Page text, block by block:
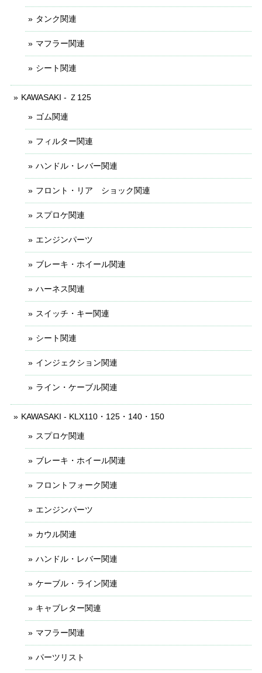
タンク関連
マフラー関連
シート関連
KAWASAKI - Ｚ125
ゴム関連
フィルター関連
ハンドル・レバー関連
フロント・リア ショック関連
スプロケ関連
エンジンパーツ
ブレーキ・ホイール関連
ハーネス関連
スイッチ・キー関連
シート関連
インジェクション関連
ライン・ケーブル関連
KAWASAKI - KLX110・125・140・150
スプロケ関連
ブレーキ・ホイール関連
フロントフォーク関連
エンジンパーツ
カウル関連
ハンドル・レバー関連
ケーブル・ライン関連
キャブレター関連
マフラー関連
パーツリスト